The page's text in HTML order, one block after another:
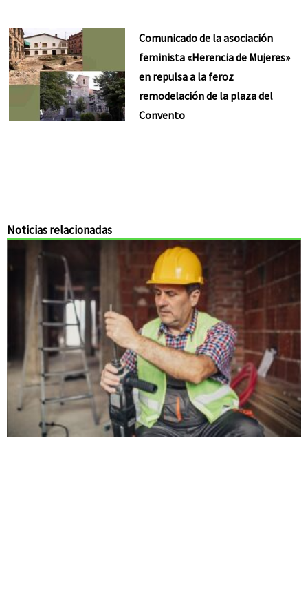
Comunicado de la asociación
feminista «Herencia de Mujeres»
en repulsa a la feroz
remodelación de la plaza del
Convento
Noticias relacionadas